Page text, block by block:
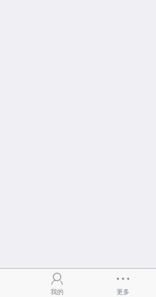
我的 更多